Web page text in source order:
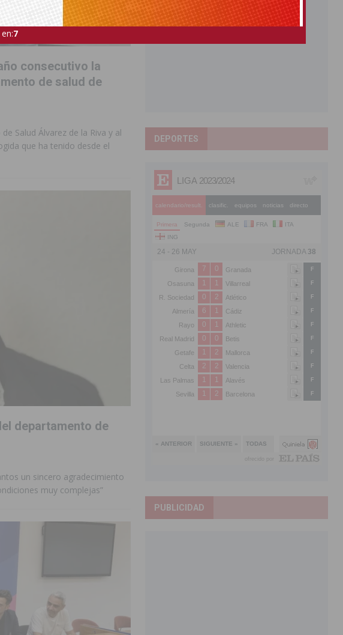
consecutivo la
de salud de
Salud Álvarez de la Riva y al
que ha tenido desde el
departamento de
un sincero agradecimiento
muy complejas”
DEPORTES
PUBLICIDAD
5